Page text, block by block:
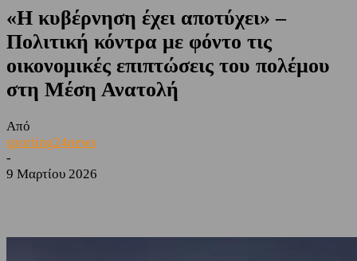
«Η κυβέρνηση έχει αποτύχει» –
Πολιτική κόντρα με φόντο τις
οικονομικές επιπτώσεις του πολέμου
στη Μέση Ανατολή
Από
sporting24news
-
9 Μαρτίου 2026